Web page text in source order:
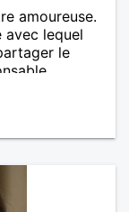
amoureuse.
avec lequel
le
et avec le
et me
et attention.